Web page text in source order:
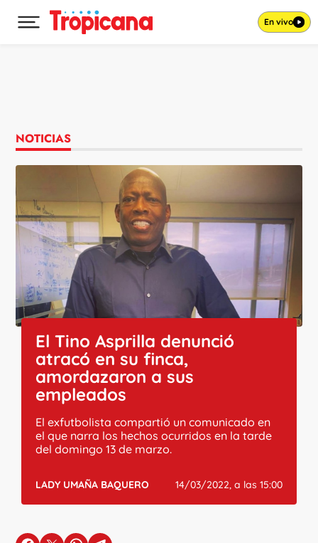
Desplegar menú principal En vivo
NOTICIAS
El Tino Asprilla denunció
atracó en su finca,
amordazaron a sus
empleados
El exfutbolista compartió un comunicado en
el que narra los hechos ocurridos en la tarde
del domingo 13 de marzo.
LADY UMAÑA BAQUERO 14/03/2022, a las 15:00